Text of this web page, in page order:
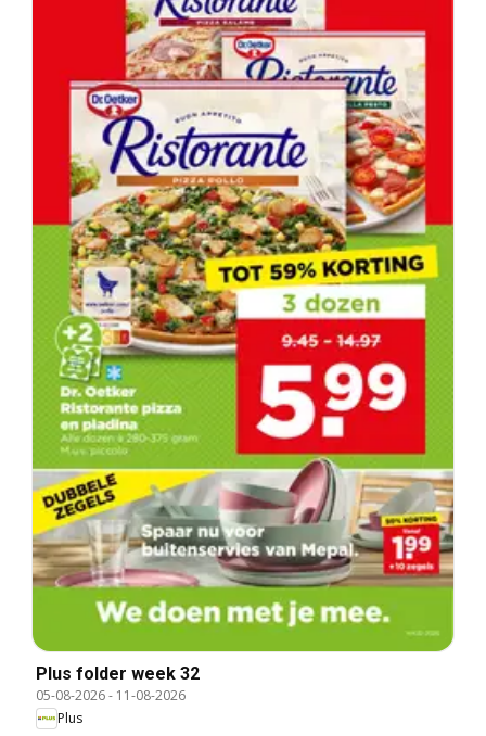
Plus folder week 32
05-08-2026- 11-08-2026
Plus